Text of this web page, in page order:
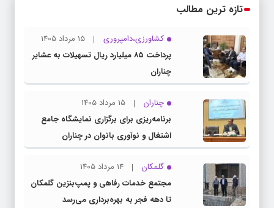
تازه ترین مطالب
کشاورزی،دامپروری
15 مرداد 1405
پرداخت ۸۵ میلیارد ریال تسهیلات به عشایر
چناران
چناران
15 مرداد 1405
برنامه‌ریزی برای برگزاری نمایشگاه جامع
اشتغال و نوآوری بانوان در چناران
گلمکان
14 مرداد 1405
مجتمع خدمات رفاهی و پمپ‌بنزین گلمکان
تا دهه فجر به بهره‌برداری می‌رسد